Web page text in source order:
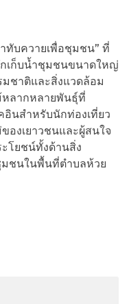
ทับควายเพื่อชุมชน” ที่
เก็บน้ำชุมชนขนาดใหญ่
ชาติและสิ่งแวดล้อม
ลากหลายพันธุ์ที่
อินสำหรับนักท่องเที่ยว
องเยาวชนและผู้สนใจ
โยชน์ทั้งด้านสิ่ง
มชนในพื้นที่ตำบลห้วย